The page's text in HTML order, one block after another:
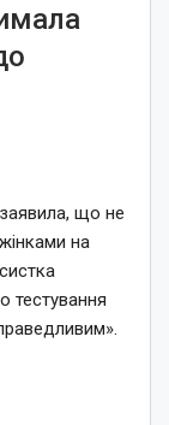
що не
на
тестування